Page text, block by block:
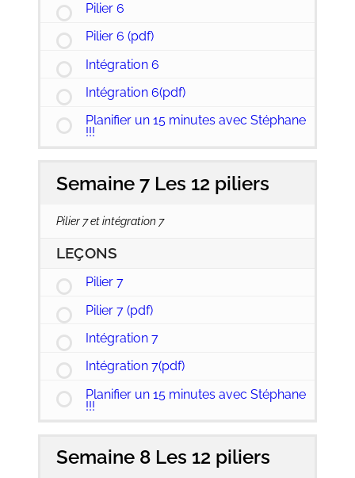
Pilier 6
Pilier 6 (pdf)
Intégration 6
Intégration 6(pdf)
Planifier un 15 minutes avec Stéphane
!!!
Semaine 7 Les 12 piliers
Pilier 7 et intégration 7
LEÇONS
Pilier 7
Pilier 7 (pdf)
Intégration 7
Intégration 7(pdf)
Planifier un 15 minutes avec Stéphane
!!!
Semaine 8 Les 12 piliers